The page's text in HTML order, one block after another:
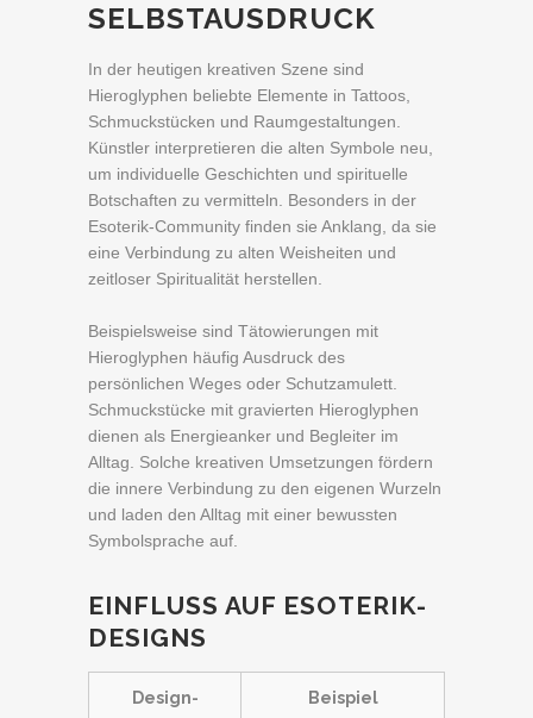
SELBSTAUSDRUCK
In der heutigen kreativen Szene sind
Hieroglyphen beliebte Elemente in Tattoos,
Schmuckstücken und Raumgestaltungen.
Künstler interpretieren die alten Symbole neu,
um individuelle Geschichten und spirituelle
Botschaften zu vermitteln. Besonders in der
Esoterik-Community finden sie Anklang, da sie
eine Verbindung zu alten Weisheiten und
zeitloser Spiritualität herstellen.
Beispielsweise sind Tätowierungen mit
Hieroglyphen häufig Ausdruck des
persönlichen Weges oder Schutzamulett.
Schmuckstücke mit gravierten Hieroglyphen
dienen als Energieanker und Begleiter im
Alltag. Solche kreativen Umsetzungen fördern
die innere Verbindung zu den eigenen Wurzeln
und laden den Alltag mit einer bewussten
Symbolsprache auf.
EINFLUSS AUF ESOTERIK-
DESIGNS
Design-
Beispiel